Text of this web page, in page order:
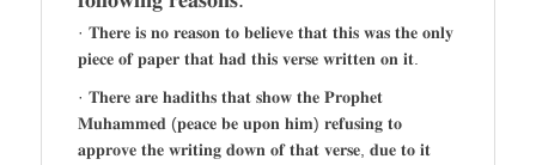
· 𝐓𝐡𝐞𝐫𝐞 𝐢𝐬 𝐧𝐨 𝐫𝐞𝐚𝐬𝐨𝐧 𝐭𝐨 𝐛𝐞𝐥𝐢𝐞𝐯𝐞 𝐭𝐡𝐚𝐭 𝐭𝐡𝐢𝐬 𝐰𝐚𝐬 𝐭𝐡𝐞 𝐨𝐧𝐥𝐲
𝐩𝐢𝐞𝐜𝐞 𝐨𝐟 𝐩𝐚𝐩𝐞𝐫 𝐭𝐡𝐚𝐭 𝐡𝐚𝐝 𝐭𝐡𝐢𝐬 𝐯𝐞𝐫𝐬𝐞 𝐰𝐫𝐢𝐭𝐭𝐞𝐧 𝐨𝐧 𝐢𝐭.
· 𝐓𝐡𝐞𝐫𝐞 𝐚𝐫𝐞 𝐡𝐚𝐝𝐢𝐭𝐡𝐬 𝐭𝐡𝐚𝐭 𝐬𝐡𝐨𝐰 𝐭𝐡𝐞 𝐏𝐫𝐨𝐩𝐡𝐞𝐭
𝐌𝐮𝐡𝐚𝐦𝐦𝐞𝐝 (𝐩𝐞𝐚𝐜𝐞 𝐛𝐞 𝐮𝐩𝐨𝐧 𝐡𝐢𝐦) 𝐫𝐞𝐟𝐮𝐬𝐢𝐧𝐠 𝐭𝐨
𝐚𝐩𝐩𝐫𝐨𝐯𝐞 𝐭𝐡𝐞 𝐰𝐫𝐢𝐭𝐢𝐧𝐠 𝐝𝐨𝐰𝐧 𝐨𝐟 𝐭𝐡𝐚𝐭 𝐯𝐞𝐫𝐬𝐞, 𝐝𝐮𝐞 𝐭𝐨 𝐢𝐭